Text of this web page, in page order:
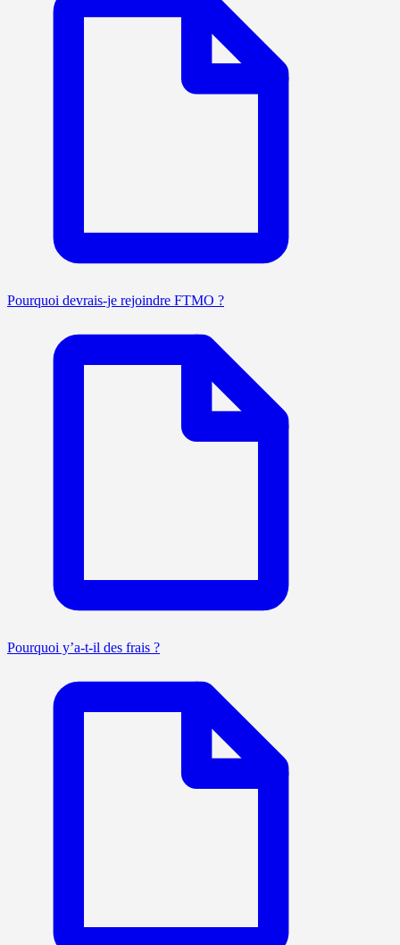
Pourquoi devrais-je rejoindre FTMO ?
Pourquoi y’a-t-il des frais ?